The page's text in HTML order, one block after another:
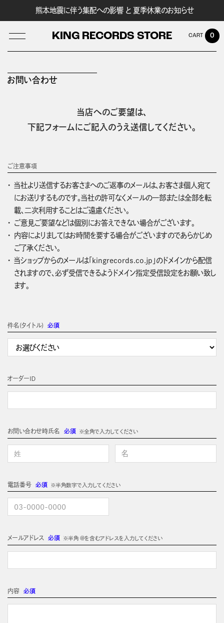
熊本地震に伴う集配への影響 と 夏季休業のお知らせ
KING RECORDS STORE 0
お問い合わせ
当店へのご要望は、
下記フォームにご記入のうえ送信してください。
ご注意事項
当社より送信するお客さまへのご返事のメールは、お客さま個人宛て
にお送りするものです。当社の許可なくメールの一部または全部を転
載、二次利用することはご遠慮ください。
ご意見ご要望などは個別にお答えできない場合がございます。
内容によりましてはお時間を要する場合がございますのであらかじめ
ご了承ください。
当ショップからのメールは「kingrecords.co.jp」のドメインから配信
されますので、必ず受信できるようドメイン指定受信設定をお願い致し
ます。
件名(タイトル) 必須
オーダーＩＤ
お問い合わせ時氏名 必須 ※全角で入力してください
電話番号必須 ※半角数字で入力してください
メールアドレス 必須 ※半角 @を含むアドレスを入力してください
内容 必須